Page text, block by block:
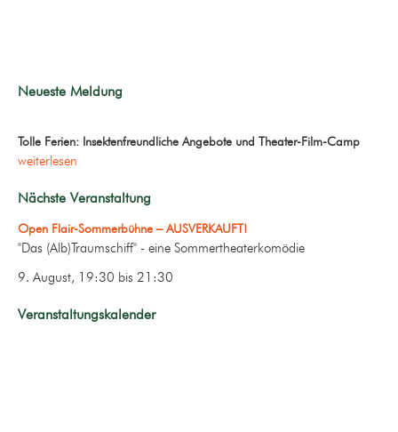
Neueste Meldung
Tolle Ferien: Insektenfreundliche Angebote und Theater-Film-Camp
weiterlesen
Nächste Veranstaltung
Open Flair-Sommerbühne – AUSVERKAUFT!
"Das (Alb)Traumschiff" - eine Sommertheaterkomödie
9. August, 19:30 bis 21:30
Veranstaltungskalender